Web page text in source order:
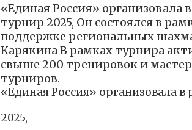
«Единая Россия»
турнир 2025, Он состоялся в
поддержке региональных
Карякина В рамках турнира
свыше 200 тренировок и
турниров.
«Единая Россия» организовала
2025,